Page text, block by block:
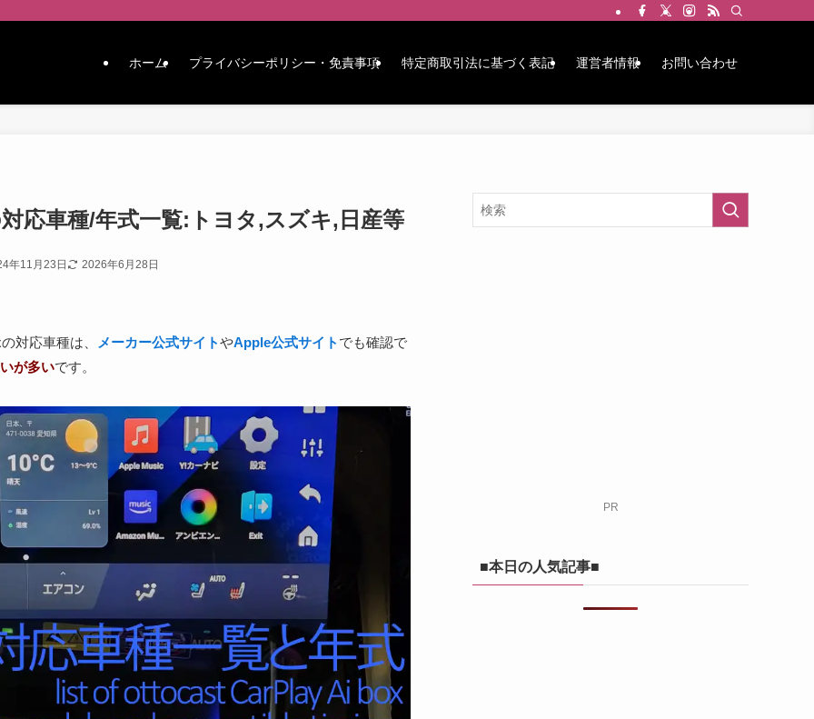
ホーム プライバシーポリシー・免責事項 特定商取引法に基づく表記 運営者情報 お問い合わせ
応車種/年式一覧:トヨタ,スズキ,日産等
年11月23日 2026年6月28日
対応車種は、 メーカー公式サイトやApple公式サイト でも確認で
が多いです。
PR
■本日の人気記事■